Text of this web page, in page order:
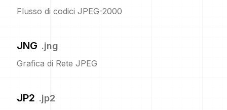
Flusso di codici JPEG-2000
JNG .jng
Grafica di Rete JPEG
JP2 .jp2